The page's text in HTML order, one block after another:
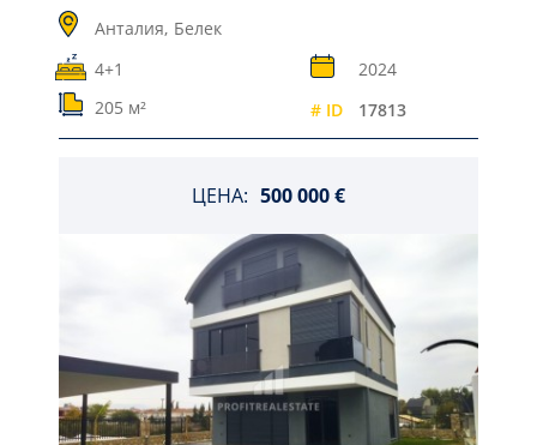
Анталия, Белек
4+1
2024
205 м²
# ID 17813
ЦЕНА: 500 000 €